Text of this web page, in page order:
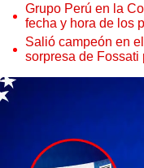
Grupo Perú en la
fecha y hora de los
Salió campeón en
sorpresa de